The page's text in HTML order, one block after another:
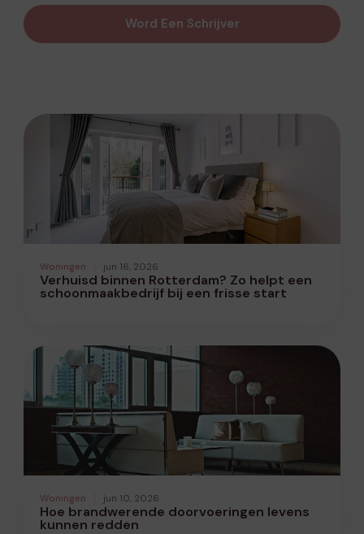
Word Een Schrijver
Woningen jun 16, 2026
Verhuisd binnen Rotterdam? Zo helpt een
schoonmaakbedrijf bij een frisse start
Woningen jun 10, 2026
Hoe brandwerende doorvoeringen levens
kunnen redden